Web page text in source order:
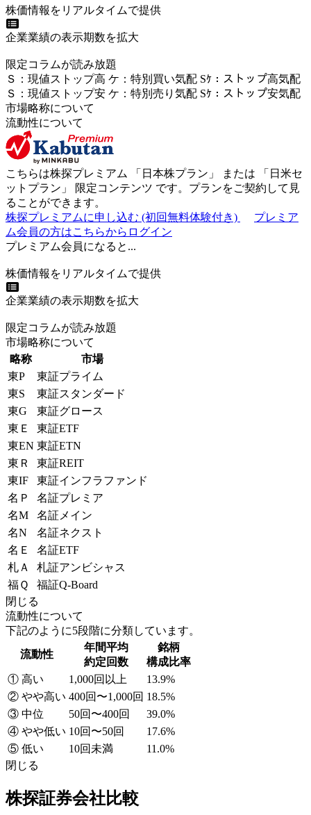
株価情報をリアルタイムで提供
企業業績の表示期数を拡大
限定コラムが読み放題
Ｓ ： 現値ストップ高 ケ ： 特別買い気配 Sｹ ： ストップ高気配
Ｓ ： 現値ストップ安 ケ ： 特別売 り 気配 Sｹ ： ストップ安気配
市場略称について
流動性について
こちらは株探プレミアム 「 日本株プラン 」 または 「 日米セ
ットプラン 」 限定コンテンツ です。プランをご契約して見
ることができます。
株探プレミアムに申し込む (初回無料体験付き)
プレミア
ム会員の方はこちらからログイン
プレミアム会員になると...
株価情報をリアルタイムで提供
企業業績の表示期数を拡大
限定コラムが読み放題
市場略称について
略称
市場
東P
東証プライム
東S
東証スタンダード
東G
東証グロース
東Ｅ
東証ETF
東EN 東証ETN
東Ｒ
東証REIT
東IF
東証インフラファンド
名Ｐ
名証プレミア
名M
名証メイン
名N
名証ネクスト
名Ｅ
名証ETF
札Ａ
札証アンビシャス
福Ｑ
福証Q-Board
閉じる
流動性について
下記のように5段階に分類しています。
流動性
年間平均
約定回数
銘柄
構成比率
① 高い
1,000回以上
13.9%
② やや高い 400回〜1,000回 18.5%
③ 中位
50回〜400回
39.0%
④ やや低い 10回〜50回
17.6%
⑤ 低い
10回未満
11.0%
閉じる
株探証券会社比較